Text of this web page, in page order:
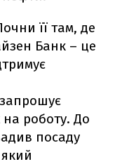
її там, де
Банк – це
на роботу. До
посаду